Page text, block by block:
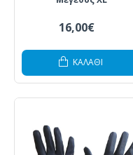
16,00€
ΚΑΛΆΘΙ